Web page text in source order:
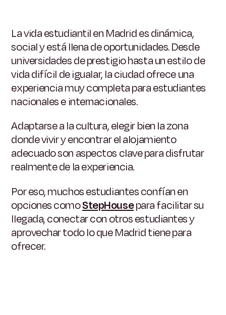
La vida estudiantil en Madrid es dinámica,
social y está llena de oportunidades. Desde
universidades de prestigio hasta un estilo de
vida difícil de igualar, la ciudad ofrece una
experiencia muy completa para estudiantes
nacionales e internacionales.
Adaptarse a la cultura, elegir bien la zona
donde vivir y encontrar el alojamiento
adecuado son aspectos clave para disfrutar
realmente de la experiencia.
Por eso, muchos estudiantes confían en
opciones comoStepHousepara facilitar su
llegada, conectar con otros estudiantes y
aprovechar todo lo que Madrid tiene para
ofrecer.